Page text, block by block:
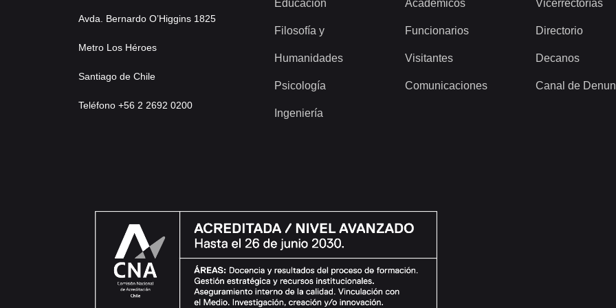
Avda. Bernardo O’Higgins 1825
Metro Los Héroes
Santiago de Chile
Teléfono +56 2 2692 0200
Educación
Filosofía y
Humanidades
Psicología
Ingeniería
Académicos
Funcionarios
Visitantes
Comunicaciones
Vicerrectorías
Directorio
Decanos
Canal de